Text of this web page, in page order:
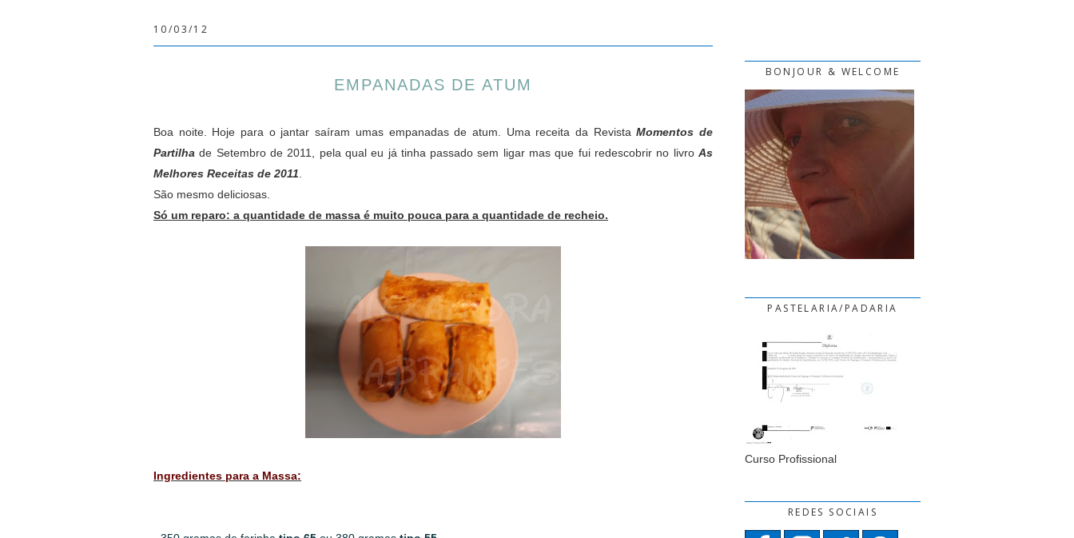
10/03/12
EMPANADAS DE ATUM
Boa noite. Hoje para o jantar saíram umas empanadas de atum. Uma receita da RevistaMomentos de
Partilha de Setembro de 2011, pela qual eu já tinha passado sem ligar mas que fui redescobrir no livro As
Melhores Receitas de 2011
São mesmo deliciosas.
Só um reparo: a quantidade de massa é muito pouca para a quantidade de recheio.
Ingredientes para a Massa:
BONJOUR & WELCOME
PASTELARIA/PADARIA
Curso Profissional
REDES SOCIAIS